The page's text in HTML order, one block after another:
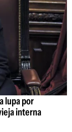
lupa por
interna